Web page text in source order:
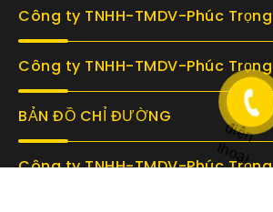
Công ty TNHH-TMDV-Phúc Trọng
Công ty TNHH-TMDV-Phúc Trọng
BẢN ĐỒ CHỈ ĐƯỜNG
Công ty TNHH-TMDV-Phúc Trọng